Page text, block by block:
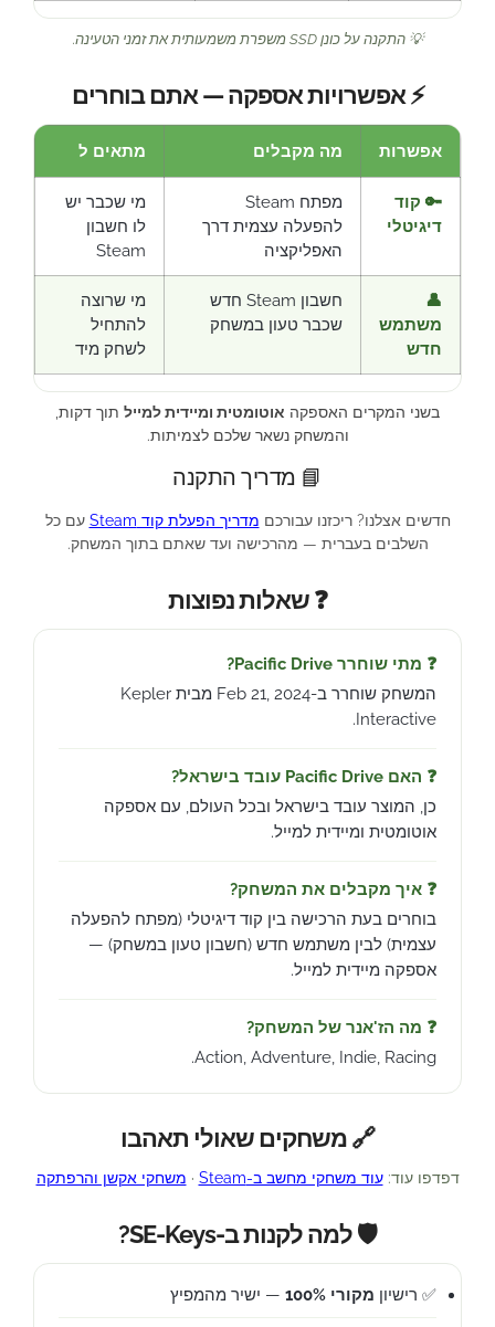
💡 התקנה על כונן SSD משפרת משמעותית את זמני הטעינה.
⚡ אפשרויות אספקה — אתם בוחרים
אפשרות מה מקבלים מתאים ל
🔑 קוד
דיגיטלי
מפתח Steam
להפעלה עצמית דרך
האפליקציה
מי שכבר יש
לו חשבון
Steam
👤
משתמש
חדש
חשבון Steam חדש
שכבר טעון במשחק
מי שרוצה
להתחיל
לשחק מיד
בשני המקרים האספקה אוטומטית ומיידית למייל תוך דקות,
והמשחק נשאר שלכם לצמיתות.
📘 מדריך התקנה
חדשים אצלנו? ריכזנו עבורכם מדריך הפעלת קוד Steam
עם כל
השלבים בעברית — מהרכישה ועד שאתם בתוך המשחק.
❓ שאלות נפוצות
❓ מתי שוחרר Pacific Drive?
המשחק שוחרר ב-Feb 21, 2024 מבית Kepler
Interactive.
❓ האם Pacific Drive עובד בישראל?
כן, המוצר עובד בישראל ובכל העולם, עם אספקה
אוטומטית ומיידית למייל.
❓ איך מקבלים את המשחק?
בוחרים בעת הרכישה בין קוד דיגיטלי (מפתח להפעלה
עצמית) לבין משתמש חדש (חשבון טעון במשחק) —
אספקה מיידית למייל.
❓ מה הז'אנר של המשחק?
Action, Adventure, Indie, Racing.
🔗 משחקים שאולי תאהבו
דפדפו עוד:עוד משחקי מחשב ב-Steam · משחקי אקשן והרפתקה
🛡️ למה לקנות ב-SE-Keys?
✅ רישיון מקורי 100% — ישיר מהמפיץ